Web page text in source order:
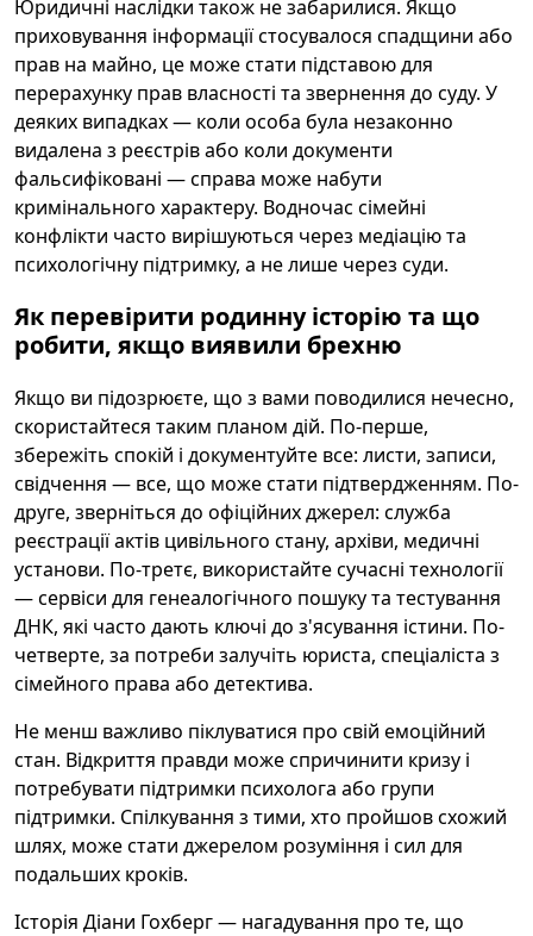
Юридичні наслідки також не забарилися. Якщо
приховування інформації стосувалося спадщини або
прав на майно, це може стати підставою для
перерахунку прав власності та звернення до суду. У
деяких випадках — коли особа була незаконно
видалена з реєстрів або коли документи
фальсифіковані — справа може набути
кримінального характеру. Водночас сімейні
конфлікти часто вирішуються через медіацію та
психологічну підтримку, а не лише через суди.
Як перевірити родинну історію та що
робити, якщо виявили брехню
Якщо ви підозрюєте, що з вами поводилися нечесно,
скористайтеся таким планом дій. По-перше,
збережіть спокій і документуйте все: листи, записи,
свідчення — все, що може стати підтвердженням. По-
друге, зверніться до офіційних джерел: служба
реєстрації актів цивільного стану, архіви, медичні
установи. По-третє, використайте сучасні технології
— сервіси для генеалогічного пошуку та тестування
ДНК, які часто дають ключі до з'ясування істини. По-
четверте, за потреби залучіть юриста, спеціаліста з
сімейного права або детектива.
Не менш важливо піклуватися про свій емоційний
стан. Відкриття правди може спричинити кризу і
потребувати підтримки психолога або групи
підтримки. Спілкування з тими, хто пройшов схожий
шлях, може стати джерелом розуміння і сил для
подальших кроків.
Історія Діани Гохберг — нагадування про те, що